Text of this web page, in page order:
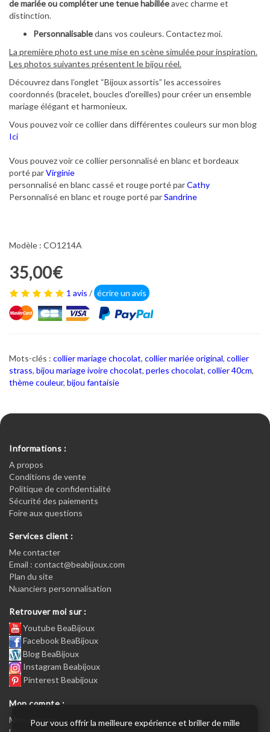
de mariée ou compléter une tenue habilléeavec charme et
distinction.
Personnalisabledans vos couleurs. Contactez moi.
La première photo est une mise en scène simulée pour inspiration.
Les photos suivantes présentent le bijou réel.
Découvrez dans l’onglet “Bijoux assortis” les accessoires
coordonnés (bracelet, boucles d'oreilles) pour créer un ensemble
mariage élégant et harmonieux.
Vous pouvez voir ce collier dans différentes couleurs sur mon blog
Ici
Vous pouvez voir ce collier personnalisé en blanc et bordeaux
porté parVirginie
personnalisé en blanc cassé et rouge porté parCathy
Personnalisé en blanc et rouge porté parSandrine
Modèle : CO1214A
35,00€
1 avis / écrire un avis
Mots-clés : collier mariage chocolat, collier mariée original, collier
strass, bijou mariage ivoire chocolat, perles chocolat, collier 40cm,
thème couleur, bijou fantaisie
Informations :
A propos
Conditions de vente
Politique de confidentialité
Sécurité des paiements
Foire aux questions
Services client :
Me contacter
Email : contact@beabijoux.com
Plan du site
Nuanciers personnalisation
Retrouver moi sur :
Youtube BeaBijoux
Facebook BeaBijoux
Blog BeaBijoux
Instagram Beabijoux
Pinterest Beabijoux
Mon compte :
Mon compte :
Pour vous offrir la meilleure expérience et briller de mille